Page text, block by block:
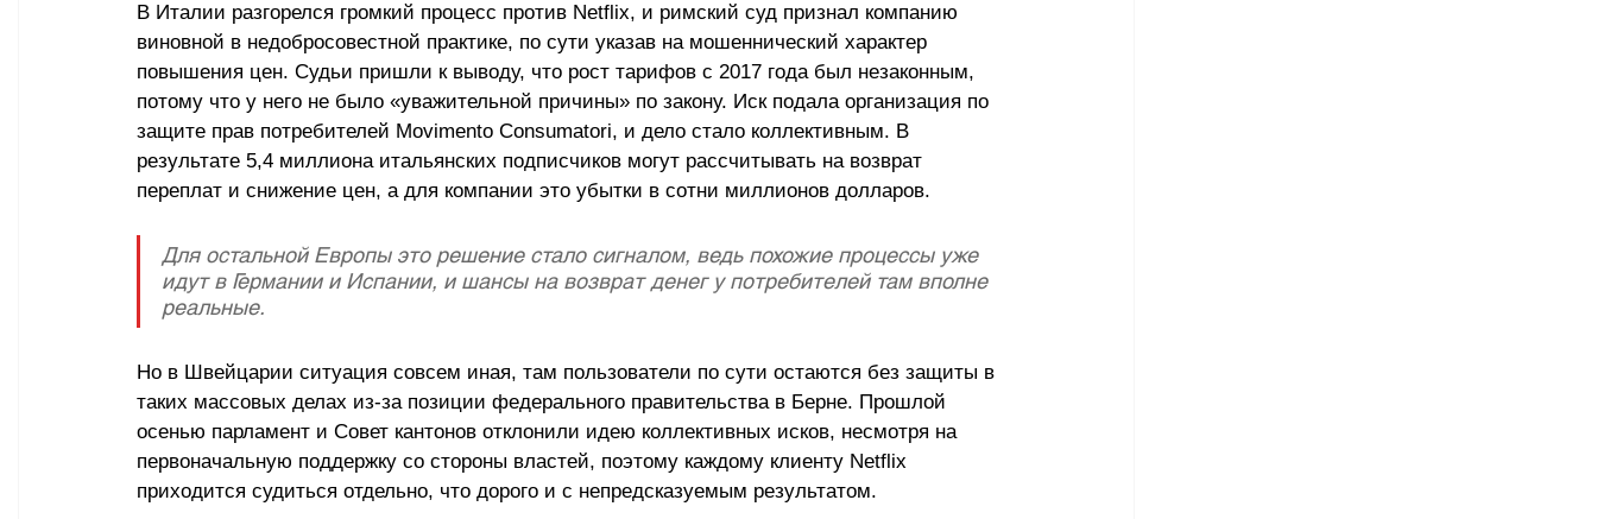
В Италии разгорелся громкий процесс против Netflix, и римский суд признал компанию
виновной в недобросовестной практике, по сути указав на мошеннический характер
повышения цен. Судьи пришли к выводу, что рост тарифов с 2017 года был незаконным,
потому что у него не было «уважительной причины» по закону. Иск подала организация по
защите прав потребителей Movimento Consumatori, и дело стало коллективным. В
результате 5,4 миллиона итальянских подписчиков могут рассчитывать на возврат
переплат и снижение цен, а для компании это убытки в сотни миллионов долларов.
Для остальной Европы это решение стало сигналом, ведь похожие процессы уже
идут в Германии и Испании, и шансы на возврат денег у потребителей там вполне
реальные.
Но в Швейцарии ситуация совсем иная, там пользователи по сути остаются без защиты в
таких массовых делах из-за позиции федерального правительства в Берне. Прошлой
осенью парламент и Совет кантонов отклонили идею коллективных исков, несмотря на
первоначальную поддержку со стороны властей, поэтому каждому клиенту Netflix
приходится судиться отдельно, что дорого и с непредсказуемым результатом.